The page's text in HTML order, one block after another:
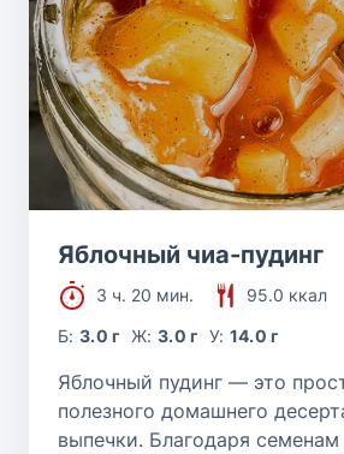
Яблочный чиа-пудинг
3 ч. 20 мин.
95.0 ккал
Б:3.0 г Ж: 3.0 г У: 14.0 г
Яблочный пудинг — это
полезного домашнего
выпечки. Благодаря семенам